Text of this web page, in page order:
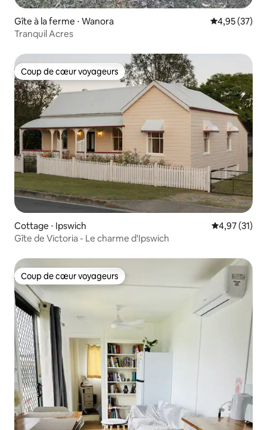
Gîte à la ferme ⋅ Wanora Évaluation
4,95 (37)
Tranquil Acres
Coup de cœur voyageurs
Coup de cœur voyageurs
Cottage ⋅ Ipswich Évaluation
4,97 (31)
Gîte de Victoria - Le charme d'Ipswich
Coup de cœur voyageurs
Coup de cœur voyageurs